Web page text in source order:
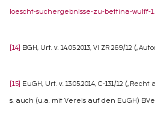
loescht-suchergebnisse-zu-bettina-wulff-
[14] BGH, Urt. v. 14.05.2013, VI ZR 269/12
[15] EuGH, Urt. v. 13.05.2014, C-131/12
s. auch (u.a. mit Vereis auf den EuGH)